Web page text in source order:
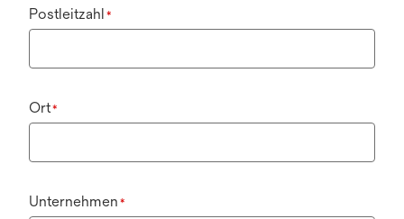
Postleitzahl *
Ort*
Unternehmen *